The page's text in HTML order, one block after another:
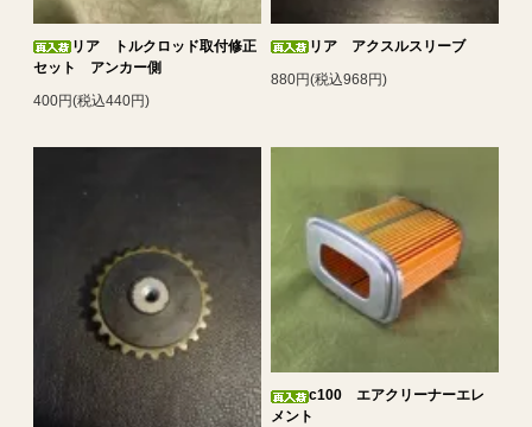
リア トルクロッド取付修正
セット アンカー側
400円(税込440円)
リア アクスルスリーブ
880円(税込968円)
c100 エアクリーナーエレ
メント